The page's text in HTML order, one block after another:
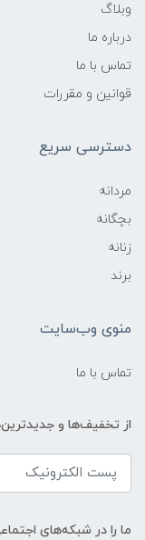
وبلاگ
درباره ما
تماس با ما
قوانین و مقررات
دسترسی سریع
مردانه
بچگانه
زنانه
برند
منوی وب‌سایت
تماس با ما
از تخفیف‌ها و
ما را در شبکه‌های